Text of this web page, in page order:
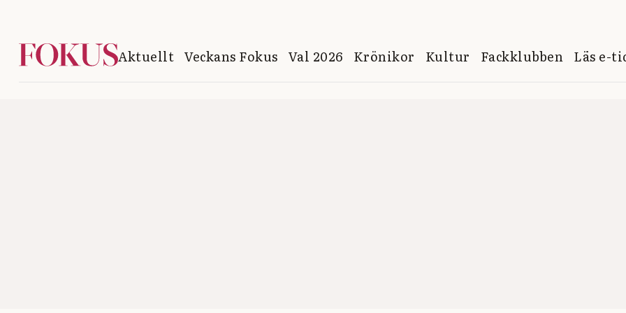
Aktuellt Veckans Fokus Val 2026 Krönikor Kultur Fackklubben Läs e-